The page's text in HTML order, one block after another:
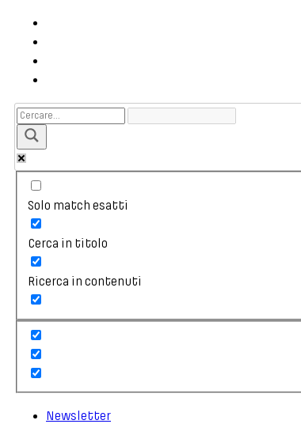
Solo match esatti
Cerca in titolo
Ricerca in contenuti
Newsletter